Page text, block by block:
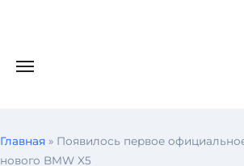
Главная » Появилось первое
нового BMW X5